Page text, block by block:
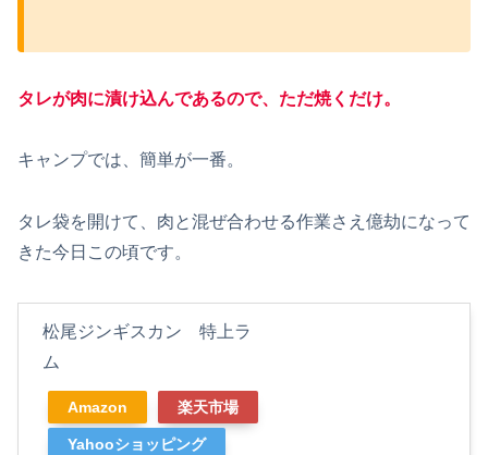
タレが肉に漬け込んであるので、ただ焼くだけ。
キャンプでは、簡単が一番。
タレ袋を開けて、肉と混ぜ合わせる作業さえ億劫になって
きた今日この頃です。
松尾ジンギスカン 特上ラ
ム
Amazon 楽天市場
Yahooショッピング